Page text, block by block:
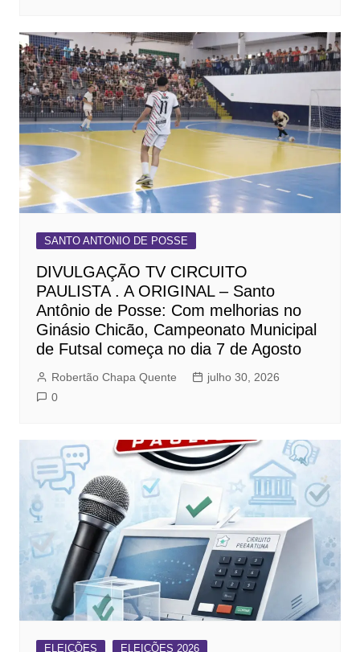
SANTO ANTONIO DE POSSE
DIVULGAÇÃO TV CIRCUITO
PAULISTA . A ORIGINAL – Santo
Antônio de Posse: Com melhorias no
Ginásio Chicão, Campeonato Municipal
de Futsal começa no dia 7 de Agosto
Robertão Chapa Quente
julho 30, 2026
0
ELEIÇÕES
ELEIÇÕES 2026